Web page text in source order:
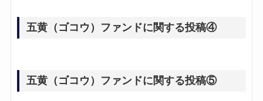
五黄（ゴコウ）ファンドに関する投稿④
五黄（ゴコウ）ファンドに関する投稿⑤